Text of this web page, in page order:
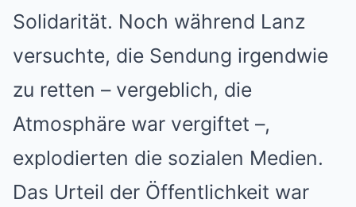
Solidarität. Noch während Lanz
versuchte, die Sendung irgendwie
zu retten – vergeblich, die
Atmosphäre war vergiftet –,
explodierten die sozialen Medien.
Das Urteil der Öffentlichkeit war